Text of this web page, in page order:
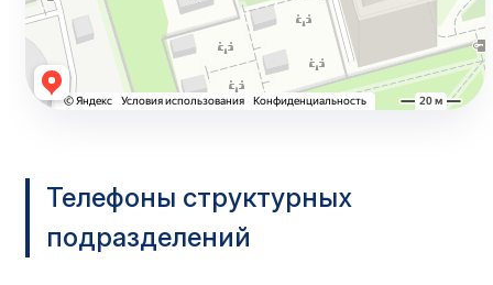
Телефоны структурных
подразделений